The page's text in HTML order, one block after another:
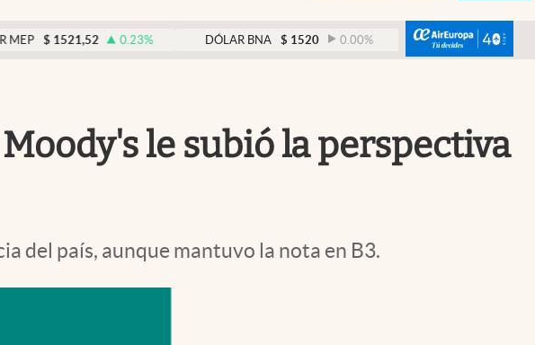
México
USA
$ 1521,52 0.23% DÓLAR BNA $ 1520 0.00 % DÓLAR BLUE $ 1530
le subió la perspectiva
del país, aunque mantuvo la nota en B3.